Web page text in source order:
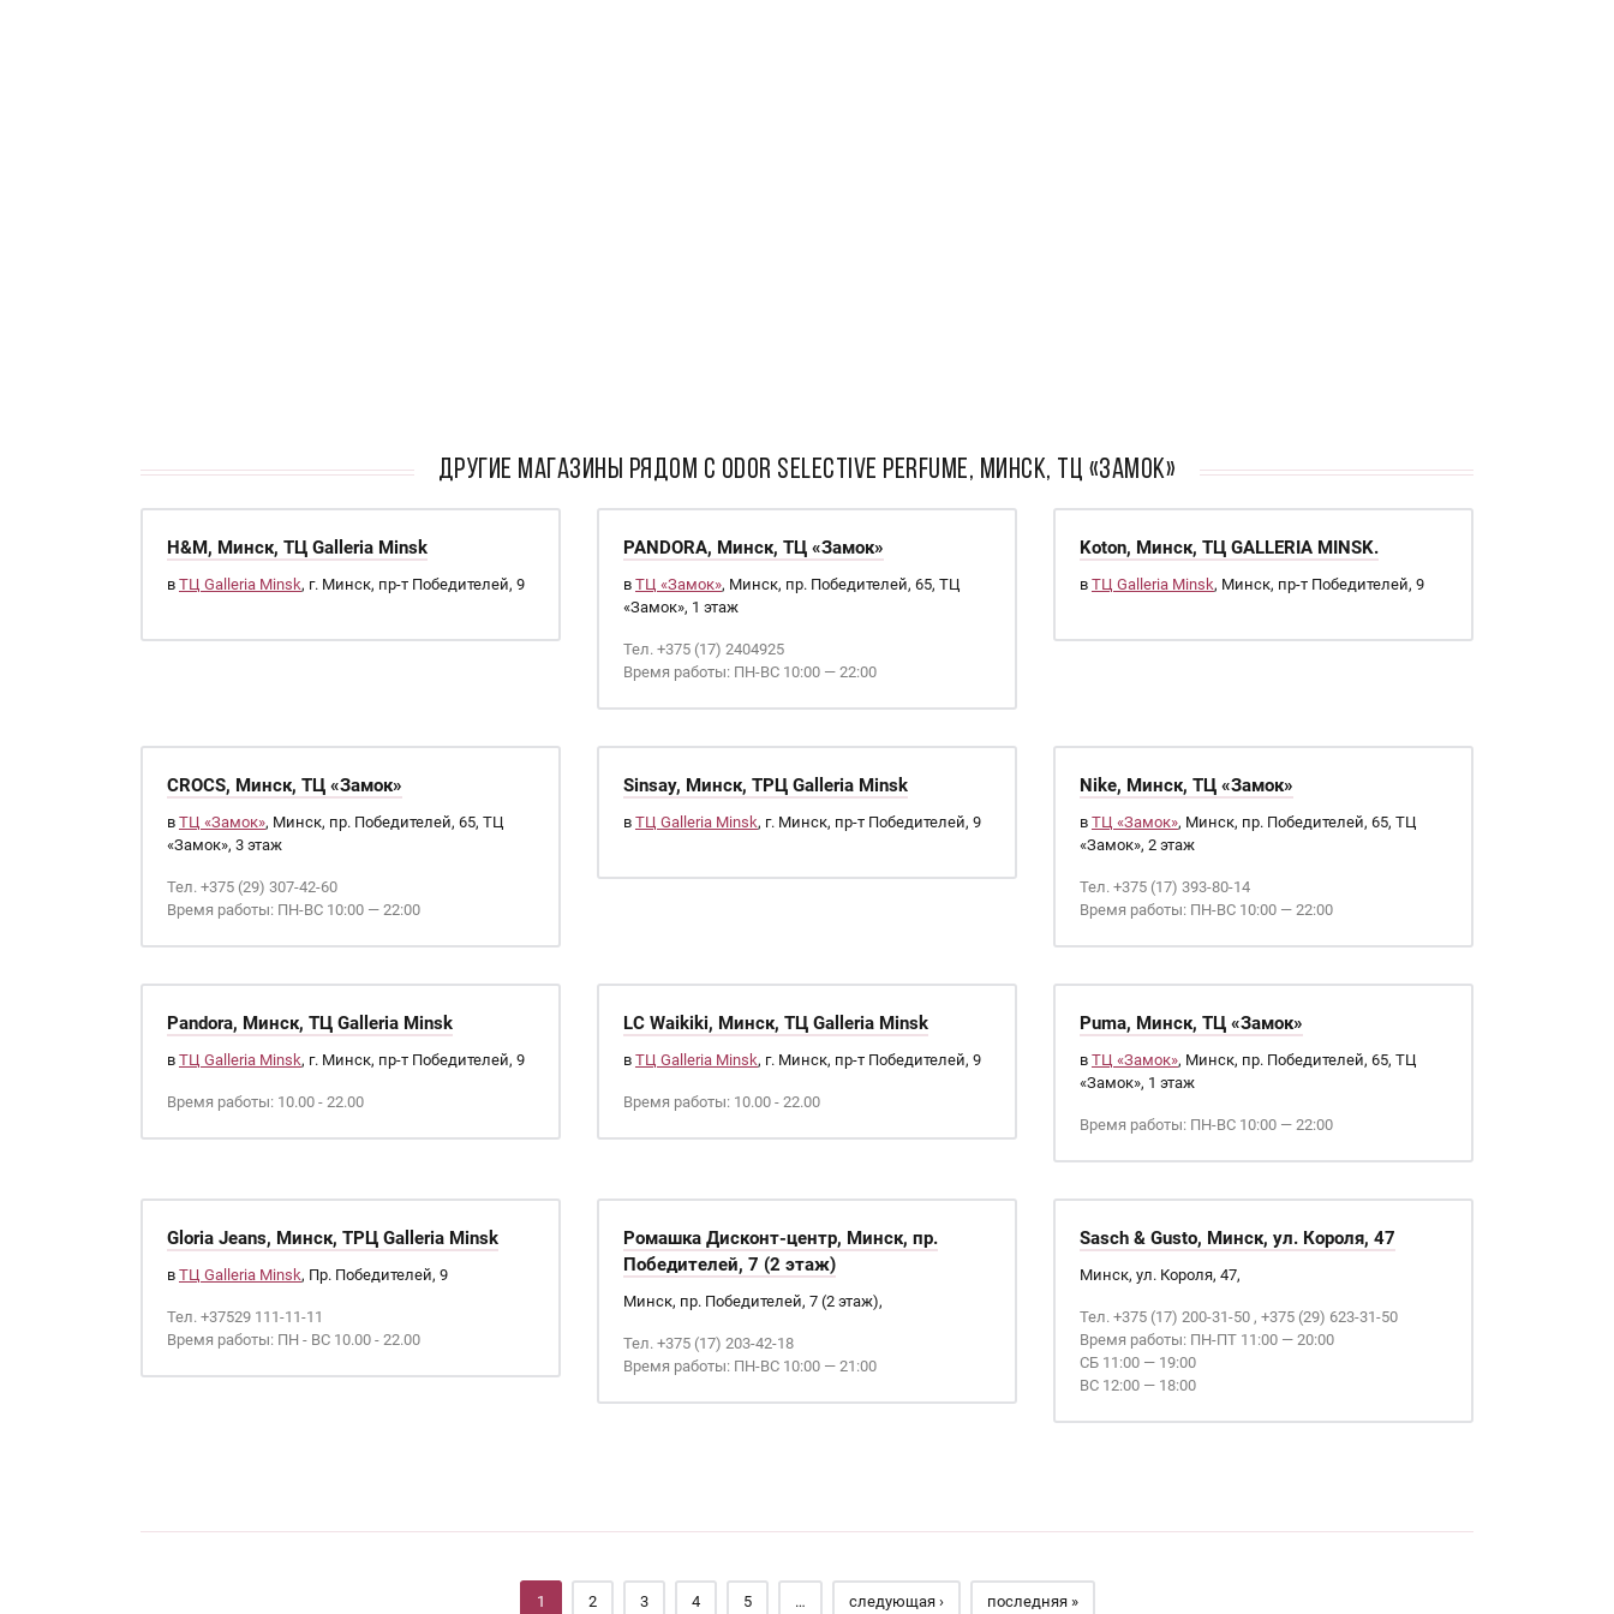
ДРУГИЕ МАГАЗИНЫ РЯДОМ С Odor Selective Perfume, Минск, ТЦ «Замок»
H&M, Минск, ТЦ Galleria Minsk
в ТЦ Galleria Minsk, г. Минск, пр-т Победителей, 9
PANDORA, Минск, ТЦ «Замок»
в ТЦ «Замок», Минск, пр. Победителей, 65, ТЦ
«Замок», 1 этаж
Тел. +375 (17) 2404925
Время работы: ПН-ВС 10:00 — 22:00
Koton, Минск, ТЦ GALLERIA MINSK.
в ТЦ Galleria Minsk, Минск, пр-т Победителей, 9
CROCS, Минск, ТЦ «Замок»
в ТЦ «Замок», Минск, пр. Победителей, 65, ТЦ
«Замок», 3 этаж
Тел. +375 (29) 307-42-60
Время работы: ПН-ВС 10:00 — 22:00
Sinsay, Минск, ТРЦ Galleria Minsk
в ТЦ Galleria Minsk, г. Минск, пр-т Победителей, 9
Nike, Минск, ТЦ «Замок»
в ТЦ «Замок», Минск, пр. Победителей, 65, ТЦ
«Замок», 2 этаж
Тел. +375 (17) 393-80-14
Время работы: ПН-ВС 10:00 — 22:00
Pandora, Минск, ТЦ Galleria Minsk
в ТЦ Galleria Minsk, г. Минск, пр-т Победителей, 9
Время работы: 10.00 - 22.00
LC Waikiki, Минск, ТЦ Galleria Minsk
в ТЦ Galleria Minsk, г. Минск, пр-т Победителей, 9
Время работы: 10.00 - 22.00
Puma, Минск, ТЦ «Замок»
в ТЦ «Замок», Минск, пр. Победителей, 65, ТЦ
«Замок», 1 этаж
Время работы: ПН-ВС 10:00 — 22:00
Gloria Jeans, Минск, ТРЦ Galleria Minsk
в ТЦ Galleria Minsk, Пр. Победителей, 9
Тел. +37529 111-11-11
Время работы: ПН - ВС 10.00 - 22.00
Ромашка Дисконт-центр, Минск, пр.
Победителей, 7 (2 этаж)
Минск, пр. Победителей, 7 (2 этаж),
Тел. +375 (17) 203-42-18
Время работы: ПН-ВС 10:00 — 21:00
Sasch & Gusto, Минск, ул. Короля, 47
Минск, ул. Короля, 47,
Тел. +375 (17) 200-31-50 , +375 (29) 623-31-50
Время работы: ПН-ПТ 11:00 — 20:00
СБ 11:00 — 19:00
ВС 12:00 — 18:00
1 2 3 4 5 … следующая › последняя »